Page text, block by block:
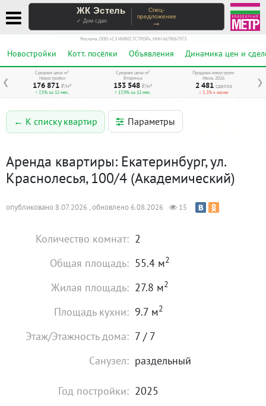
ЖК Эстель
✓ Дом сдан
Спец-
предложение
→
Реклама. ООО «СЗ ИНВЕСТСТРОЙ», ИНН 6678067973
Новостройки Котт. посёлки Объявления Динамика цен и
❮ ❯
Средняя цена м²
Новостройки
176 871 ₽/м²
↑ 7,5% за 12 мес.
Средняя цена м²
Вторичка
153 548 ₽/м²
↑ 17,9% за 12 мес.
Продажи новостроек
Июль 2026
2 481 сделок
↓ 5,3% к июню
← К списку квартир Параметры
Аренда квартиры: Екатеринбург, ул.
Краснолесья, 100/4 (Академический)
опубликовано 8.07.2026 , обновлено 6.08.2026 15
Количество комнат: 2
Общая площадь: 55.4 м2
Жилая площадь: 27.8 м2
Площадь кухни: 9.7 м2
Этаж/Этажность дома: 7 / 7
Санузел: раздельный
Год постройки: 2025